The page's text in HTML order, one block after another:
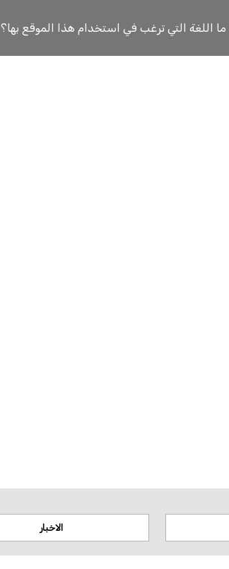
ما اللغة التي ترغب في استخدام هذا الموقع بها؟
الاخبار